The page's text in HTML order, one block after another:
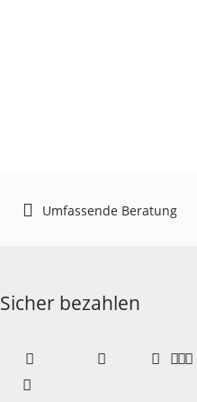
Umfassende Beratung
Sicher bezahlen